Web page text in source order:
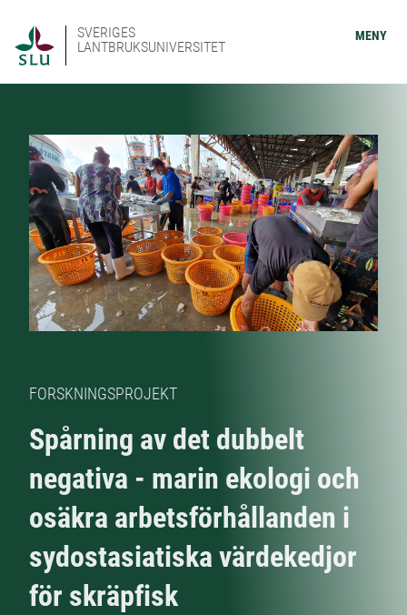
SVERIGES
LANTBRUKSUNIVERSITET
MENY
FORSKNINGSPROJEKT
Spårning av det dubbelt
negativa - marin ekologi och
osäkra arbetsförhållanden i
sydostasiatiska värdekedjor
för skräpfisk